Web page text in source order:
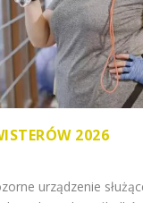
2026
urządzenie